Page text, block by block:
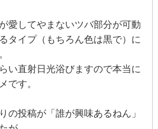
愛してやまないツバ部分が可動
タイプ（もちろん色は黒で）に
い直射日光浴びますので本当に
です。
の投稿が「誰が興味あるねん」